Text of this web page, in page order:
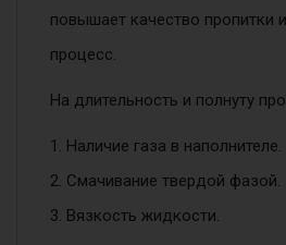
повышает качество пропитки
процесс.
На длительность и полнуту
1. Наличие газа в наполнителе.
2. Смачивание твердой фазой.
3. Вязкость жидкости.